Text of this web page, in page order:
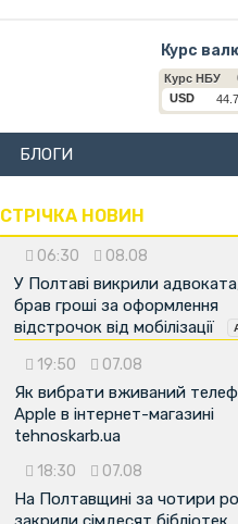
Курс
БЛОГИ
СТРІЧКА НОВИН
06:30 08.08
У Полтаві викрили
брав гроші за оформлення
відстрочок від мобілізації
19:50 07.08
Як вибрати вживаний
Apple в інтернет-магазині
tehnoskarb.ua
18:30 07.08
На Полтавщині за чотири